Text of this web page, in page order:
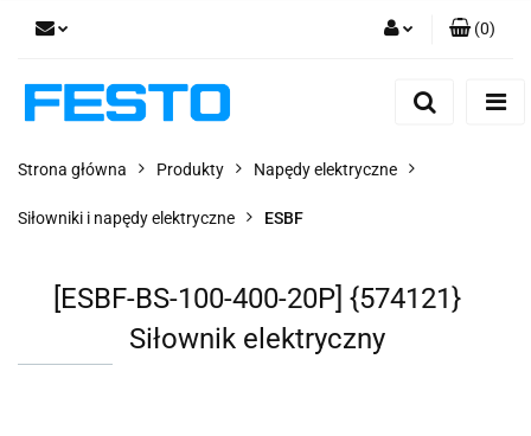
Dodaj zgłoszenie
(0)
Strona główna Produkty Napędy elektryczne
Siłowniki i napędy elektryczne ESBF
[ESBF-BS-100-400-20P] {574121}
Siłownik elektryczny